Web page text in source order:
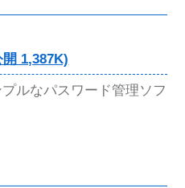
1,387K)
ルなパスワード管理ソフ